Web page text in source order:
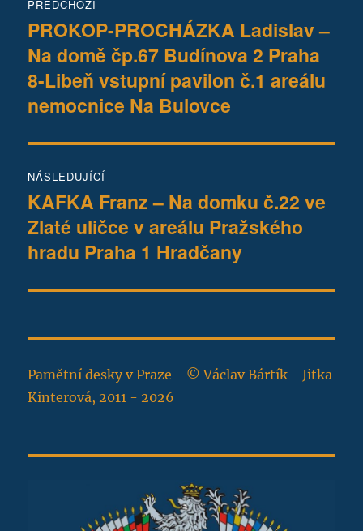
pro
příspěvek
PŘEDCHOZÍ
Předchozí
příspěvek:
PROKOP-PROCHÁZKA Ladislav –
Na domě čp.67 Budínova 2 Praha
8-Libeň vstupní pavilon č.1 areálu
nemocnice Na Bulovce
NÁSLEDUJÍCÍ
Následující
příspěvek:
KAFKA Franz – Na domku č.22 ve
Zlaté uličce v areálu Pražského
hradu Praha 1 Hradčany
Pamětní desky v Praze - © Václav Bártík - Jitka
Kinterová, 2011 - 2026